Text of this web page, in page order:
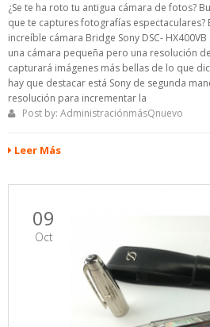
¿Se te ha roto tu antigua cámara de fotos?
que te captures fotografías espectaculares?
increíble cámara Bridge Sony DSC-
una cámara pequeña pero una resolución
capturará imágenes más bellas de lo que
hay que destacar está Sony de segunda
resolución para incrementar la
Post by: AdministraciónmásQnuevo
Leer Más
09
Oct